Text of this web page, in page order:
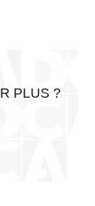
PLUS ?